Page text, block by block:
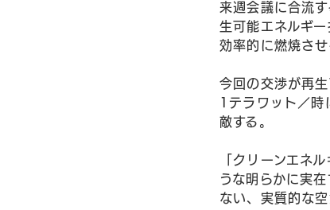
来週会議に合流
生可能エネルギ
効率的に燃焼さ
今回の交渉が再
1テラワット／時
敵する。
「クリーンエネ
うな明らかに実
ない、実質的な